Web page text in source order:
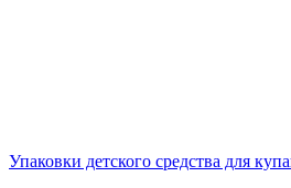
Упаковки детского средства для